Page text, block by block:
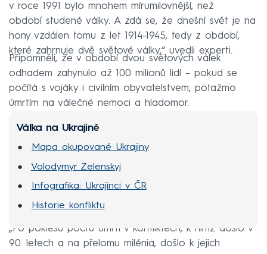
v roce 1991 bylo mnohem mírumilovnější, než
období studené války. A zdá se, že dnešní svět je na
hony vzdálen tomu z let 1914-1945, tedy z období,
které zahrnuje dvě světové války,“ uvedli experti.
Připomněli, že v období dvou světových válek
odhadem zahynulo až 100 milionů lidí – pokud se
počítá s vojáky i civilním obyvatelstvem, potažmo
úmrtím na válečné nemoci a hladomor.
Válka na Ukrajině
Mapa okupované Ukrajiny
Volodymyr Zelenskyj
Infografika: Ukrajinci v ČR
Historie konfliktu
„Po poklesu počtu úmrtí v konfliktech, k nimž došlo v
90. letech a na přelomu milénia, došlo k jejich